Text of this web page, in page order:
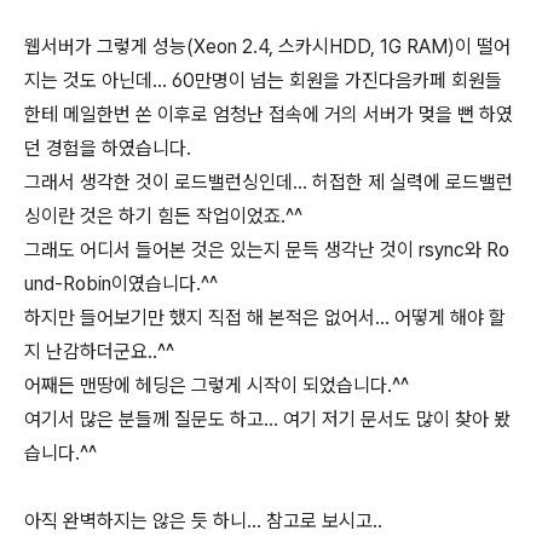
웹서버가 그렇게 성능(Xeon 2.4, 스카시HDD, 1G RAM)이 떨어
지는 것도 아닌데... 60만명이 넘는 회원을 가진다음카페 회원들
한테 메일한번 쏜 이후로 엄청난 접속에 거의 서버가 멎을 뻔 하였
던 경험을 하였습니다.
그래서 생각한 것이 로드밸런싱인데... 허접한 제 실력에 로드밸런
싱이란 것은 하기 힘든 작업이었죠.^^
그래도 어디서 들어본 것은 있는지 문득 생각난 것이 rsync와 Ro
und-Robin이였습니다.^^
하지만 들어보기만 했지 직접 해 본적은 없어서... 어떻게 해야 할
지 난감하더군요..^^
어째든 맨땅에 헤딩은 그렇게 시작이 되었습니다.^^
여기서 많은 분들께 질문도 하고... 여기 저기 문서도 많이 찾아 봤
습니다.^^
아직 완벽하지는 않은 듯 하니... 참고로 보시고..